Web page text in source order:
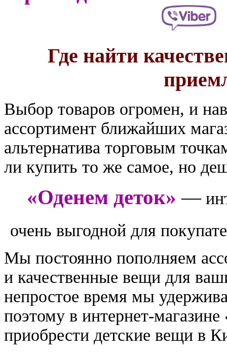
Где найти
Выбор товаров огромен, и
ассортимент ближайших
альтернатива торговым
ли купить то же самое, но
«Оденем деток» —
очень выгодной для
Мы постоянно пополняем
и качественные вещи для
непростое время мы
поэтому в интернет-
приобрести детские вещи в